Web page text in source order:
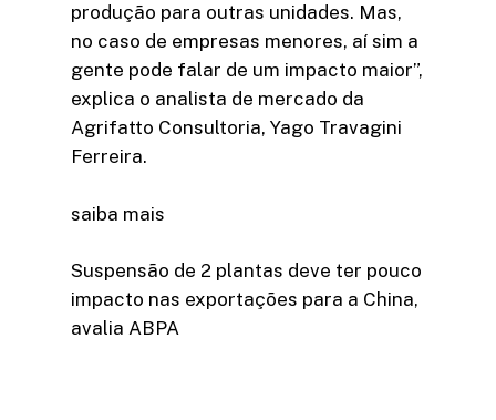
produção para outras unidades. Mas,
no caso de empresas menores, aí sim a
gente pode falar de um impacto maior”,
explica o analista de mercado da
Agrifatto Consultoria, Yago Travagini
Ferreira.
saiba mais
Suspensão de 2 plantas deve ter pouco
impacto nas exportações para a China,
avalia ABPA